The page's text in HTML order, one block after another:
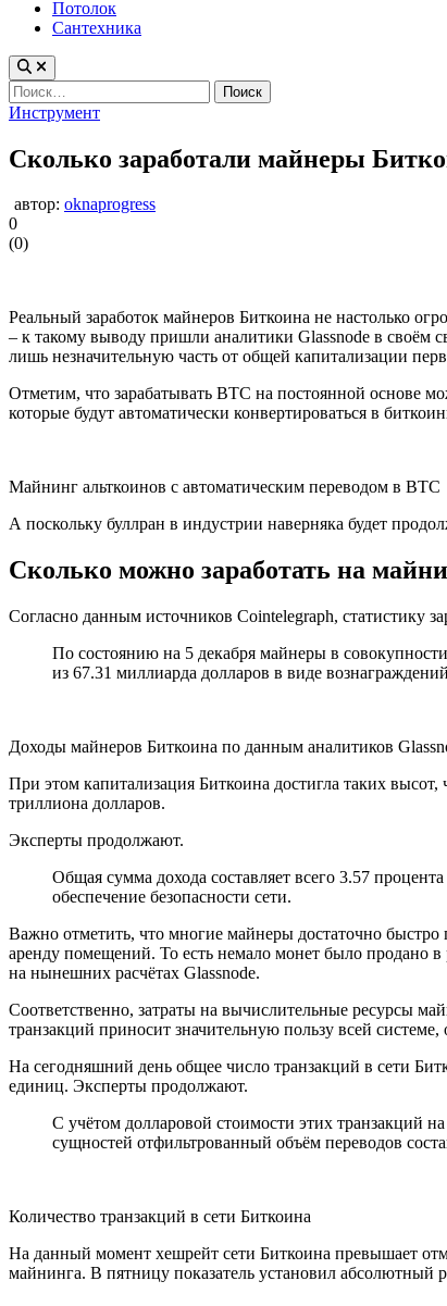
Потолок
Сантехника
Найти:
Опубликовано
Инструмент
Сколько заработали майнеры
автор: oknaprogress
0
(0)
Реальный заработок майнеров Биткоина не настолько
– к такому выводу пришли аналитики Glassnode в своём
лишь незначительную часть от общей капитализации
Отметим, что зарабатывать BTC на постоянной основе
которые будут автоматически конвертироваться в
Майнинг альткоинов с автоматическим переводом в BTC
А поскольку буллран в индустрии наверняка будет
Сколько можно заработать на
Согласно данным источников Cointelegraph, статистику
По состоянию на 5 декабря майнеры в
из 67.31 миллиарда долларов в виде
Доходы майнеров Биткоина по данным аналитиков
При этом капитализация Биткоина достигла таких
триллиона долларов.
Эксперты продолжают.
Общая сумма дохода составляет всего 3.57
обеспечение безопасности сети.
Важно отметить, что многие майнеры достаточно
аренду помещений. То есть немало монет было продано
на нынешних расчётах Glassnode.
Соответственно, затраты на вычислительные ресурсы
транзакций приносит значительную пользу всей
На сегодняшний день общее число транзакций в сети
единиц. Эксперты продолжают.
С учётом долларовой стоимости этих транзакций
сущностей отфильтрованный объём переводов
Количество транзакций в сети Биткоина
На данный момент хешрейт сети Биткоина превышает
майнинга. В пятницу показатель установил абсолютный